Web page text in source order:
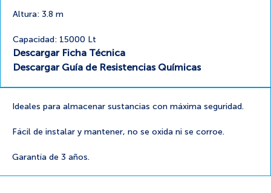
Altura: 3.8 m
Capacidad: 15000 Lt
Descargar Ficha Técnica
Descargar Guía de Resistencias Químicas
Ideales para almacenar sustancias con máxima seguridad.
Fácil de instalar y mantener, no se oxida ni se corroe.
Garantía de 3 años.